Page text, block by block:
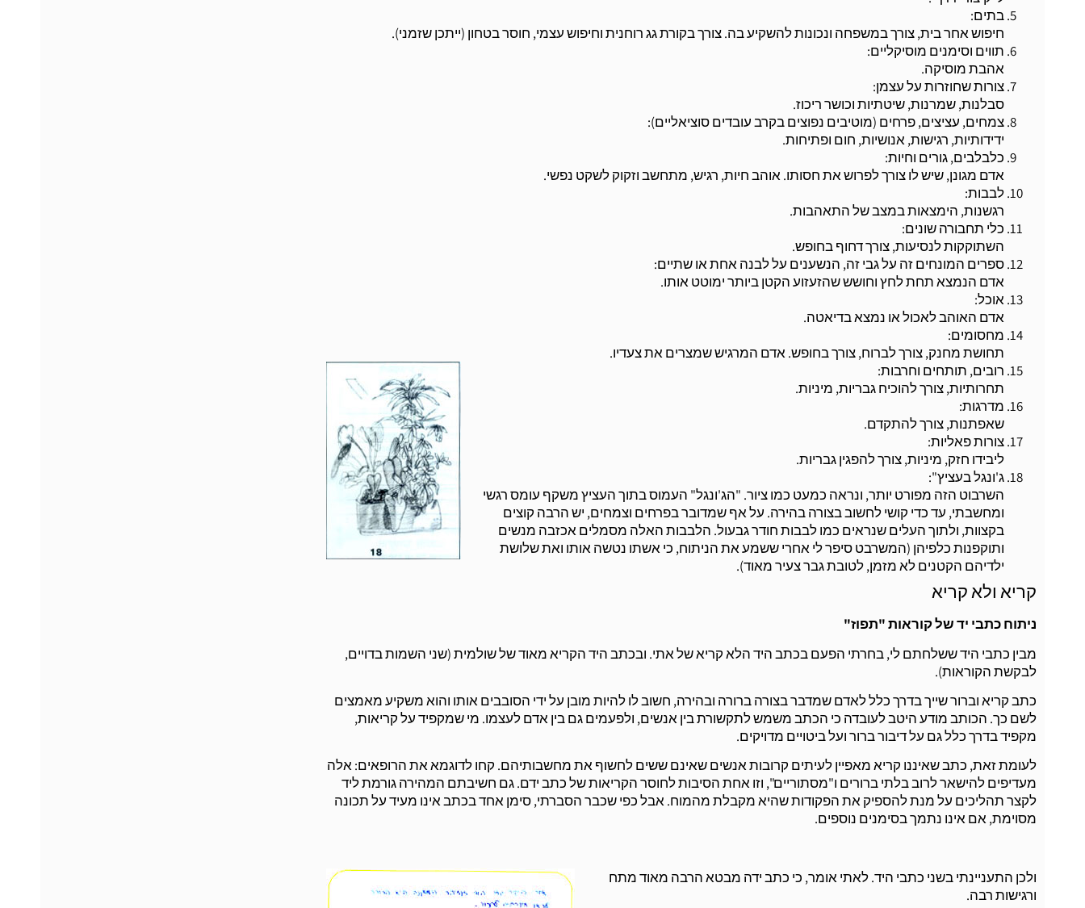
בתים:
חיפוש אחר בית, צורך במשפחה ונכונות להשקיע בה. צורך בקורת גג רוחנית וחיפוש עצמי, חוסר בטחון (ייתכן שזמני).
תווים וסימנים מוסיקליים:
אהבת מוסיקה.
צורות שחוזרות על עצמן:
סבלנות, שמרנות, שיטתיות וכושר ריכוז.
צמחים, עציצים, פרחים (מוטיבים נפוצים בקרב עובדים סוציאליים):
ידידותיות, רגישות, אנושיות, חום ופתיחות.
כלבלבים, גורים וחיות:
אדם מגונן, שיש לו צורך לפרוש את חסותו. אוהב חיות, רגיש, מתחשב וזקוק לשקט נפשי.
לבבות:
רגשנות, הימצאות במצב של התאהבות.
כלי תחבורה שונים:
השתוקקות לנסיעות, צורך דחוף בחופש.
ספרים המונחים זה על גבי זה, הנשענים על לבנה אחת או שתיים:
אדם הנמצא תחת לחץ וחושש שהזעזוע הקטן ביותר ימוטט אותו.
אוכל:
אדם האוהב לאכול או נמצא בדיאטה.
מחסומים:
תחושת מחנק, צורך לברוח, צורך בחופש. אדם המרגיש שמצרים את צעדיו.
רובים, תותחים וחרבות:
תחרותיות, צורך להוכיח גבריות, מיניות.
מדרגות:
שאפתנות, צורך להתקדם.
צורות פאליות:
ליבידו חזק, מיניות, צורך להפגין גבריות.
ג'ונגל בעציץ":
השרבוט הזה מפורט יותר, ונראה כמעט כמו ציור. "הג'ונגל" העמוס בתוך העציץ משקף עומס רגשי
ומחשבתי, עד כדי קושי לחשוב בצורה בהירה. על אף שמדובר בפרחים וצמחים, יש הרבה קוצים
בקצוות, ולתוך העלים שנראים כמו לבבות חודר גבעול. הלבבות האלה מסמלים אכזבה מנשים
ותוקפנות כלפיהן (המשרבט סיפר לי אחרי ששמע את הניתוח, כי אשתו נטשה אותו ואת שלושת
ילדיהם הקטנים לא מזמן, לטובת גבר צעיר מאוד).
קריא ולא קריא
ניתוח כתבי יד של קוראות "תפוז"
מבין כתבי היד ששלחתם לי, בחרתי הפעם בכתב היד הלא קריא של אתי. ובכתב היד הקריא מאוד של שולמית (שני השמות בדויים,
לבקשת הקוראות).
כתב קריא וברור שייך בדרך כלל לאדם שמדבר בצורה ברורה ובהירה, חשוב לו להיות מובן על ידי הסובבים אותו והוא משקיע מאמצים
לשם כך. הכותב מודע היטב לעובדה כי הכתב משמש לתקשורת בין אנשים, ולפעמים גם בין אדם לעצמו. מי שמקפיד על קריאות,
מקפיד בדרך כלל גם על דיבור ברור ועל ביטויים מדויקים.
לעומת זאת, כתב שאיננו קריא מאפיין לעיתים קרובות אנשים שאינם ששים לחשוף את מחשבותיהם. קחו לדוגמא את הרופאים: אלה
מעדיפים להישאר לרוב בלתי ברורים ו"מסתוריים", וזו אחת הסיבות לחוסר הקריאות של כתב ידם. גם חשיבתם המהירה גורמת ליד
לקצר תהליכים על מנת להספיק את הפקודות שהיא מקבלת מהמוח. אבל כפי שכבר הסברתי, סימן אחד בכתב אינו מעיד על תכונה
מסוימת, אם אינו נתמך בסימנים נוספים.
ולכן התעניינתי בשני כתבי היד. לאתי אומר, כי כתב ידה מבטא הרבה מאוד מתח
ורגישות רבה.